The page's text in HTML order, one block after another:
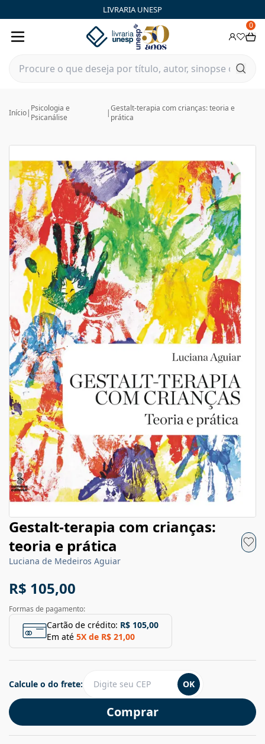
LIVRARIA UNESP
0
Início| Psicologia e
Psicanálise
|Gestalt-terapia com crianças: teoria e
prática
Gestalt-terapia com crianças:
teoria e prática
Luciana de Medeiros Aguiar
R$ 105,00
Formas de pagamento:
Cartão de crédito: R$ 105,00
Em até 5X de R$ 21,00
Comprar
Calcule o do frete: OK